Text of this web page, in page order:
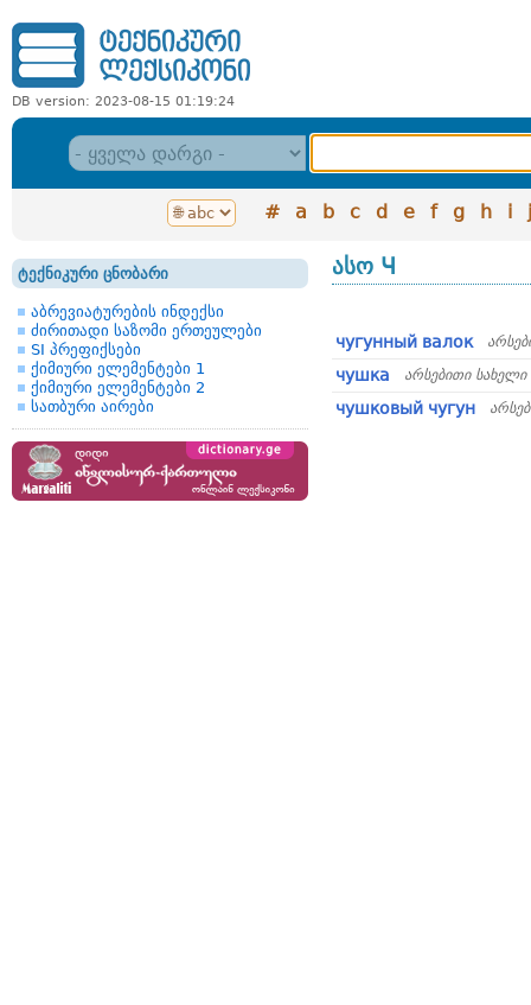
DB version: 2023-08-15 01:19:24
# a b c d e f g h i j
ტექნიკური ცნობარი
აბრევიატურების ინდექსი
ძირითადი საზომი ერთეულები
SI პრეფიქსები
ქიმიური ელემენტები 1
ქიმიური ელემენტები 2
სათბური აირები
ასო Ч
чугунный валок
чушка არსებითი სახელი
чушковый чугун